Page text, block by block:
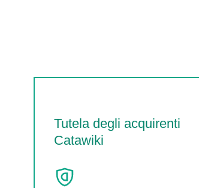
Tutela degli acquirenti
Catawiki